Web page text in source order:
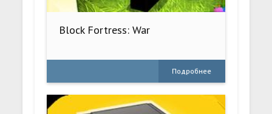
Block Fortress: War
Подробнее